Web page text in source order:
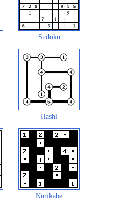
Sudoku
Hashi
Nurikabe